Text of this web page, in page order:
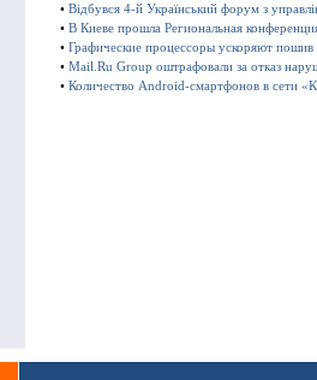
• Відбувся 4-й Український форум з
• В Киеве прошла Региональная
• Графические процессоры ускоряют
• Mail.Ru Group оштрафовали за отказ
• Количество Android-смартфонов в сети